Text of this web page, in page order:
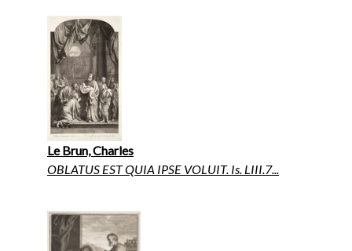
Le Brun, Charles
OBLATUS EST QUIA IPSE VOLUIT. Is. LIII.7...